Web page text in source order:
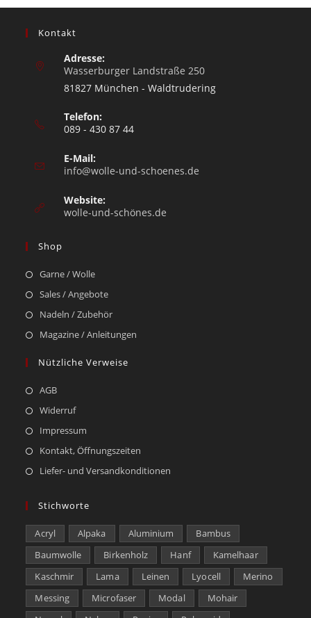
Kontakt
Adresse:
Wasserburger Landstraße 250
81827 München - Waldtrudering
Telefon:
089 - 430 87 44
E-Mail:
info@wolle-und-schoenes.de
Website:
wolle-und-schönes.de
Shop
Garne / Wolle
Sales / Angebote
Nadeln / Zubehör
Magazine / Anleitungen
Nützliche Verweise
AGB
Widerruf
Impressum
Kontakt, Öffnungszeiten
Liefer- und Versandkonditionen
Stichworte
Acryl Alpaka Aluminium
Bambus
Baumwolle
Birkenholz Hanf
Kamelhaar
Kaschmir
Lama Leinen Lyocell
Merino
Messing
Microfaser Modal
Mohair